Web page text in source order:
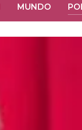
MUNDO